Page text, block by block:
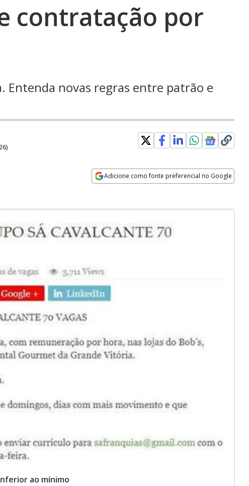
contratação por
Entenda novas regras entre patrão e
)
Adicione como fonte preferencial no Google
ao mínimo